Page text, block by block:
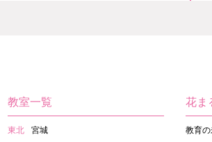
教室一覧
東北
宮城
花ま
教育